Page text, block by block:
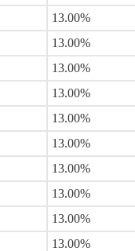
13.00%
13.00%
13.00%
13.00%
13.00%
13.00%
13.00%
13.00%
13.00%
13.00%